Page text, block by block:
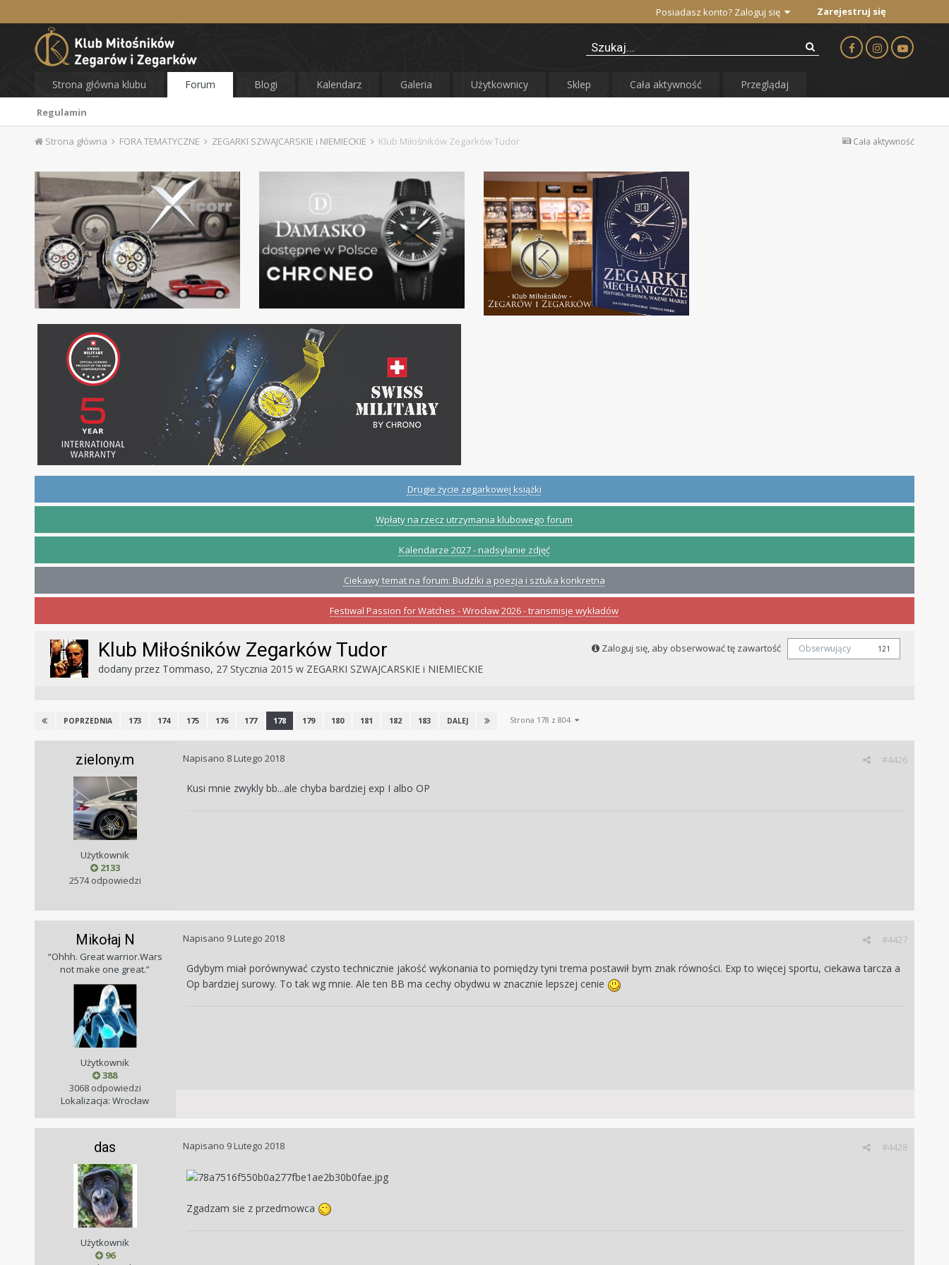
Posiadasz konto? Zaloguj się Zarejestruj się
Strona główna klubu Forum
Regulamin
Blogi Kalendarz Galeria Użytkownicy Sklep Cała aktywność Przeglądaj
Cała aktywność
Strona główna FORA TEMATYCZNE ZEGARKI SZWAJCARSKIE i NIEMIECKIE Klub Miłośników Zegarków Tudor
Drugie życie zegarkowej książki
Wpłaty na rzecz utrzymania klubowego forum
Kalendarze 2027 - nadsyłanie zdjęć
Ciekawy temat na forum: Budziki a poezja i sztuka konkretna
Festiwal Passion for Watches - Wrocław 2026 - transmisje wykładów
Zaloguj się, aby obserwować tę zawartość Obserwujący 121
Klub Miłośników Zegarków Tudor
dodany przez Tommaso, 27 Stycznia 2015 w ZEGARKI SZWAJCARSKIE i NIEMIECKIE
POPRZEDNIA 173 174 175 176 177 178 179 180 181 182 183 DALEJ Strona 178 z 804
zielony.m
Użytkownik
2133
2574 odpowiedzi
#4426
Napisano 8 Lutego 2018
Kusi mnie zwykly bb...ale chyba bardziej exp I albo OP
Mikołaj N
“Ohhh. Great warrior.Wars
not make one great.”
Użytkownik
388
3068 odpowiedzi
Lokalizacja: Wrocław
#4427
Napisano 9 Lutego 2018
Gdybym miał porównywać czysto technicznie jakość wykonania to pomiędzy tyni trema postawił bym znak równości. Exp to więcej sportu, ciekawa tarcza a
Op bardziej surowy. To tak wg mnie. Ale ten BB ma cechy obydwu w znacznie lepszej cenie
das
Użytkownik
96
#4428
Napisano 9 Lutego 2018
Zgadzam sie z przedmowca